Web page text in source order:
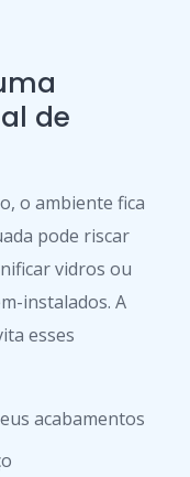
de
o ambiente fica
pode riscar
vidros ou
instalados. A
esses
acabamentos